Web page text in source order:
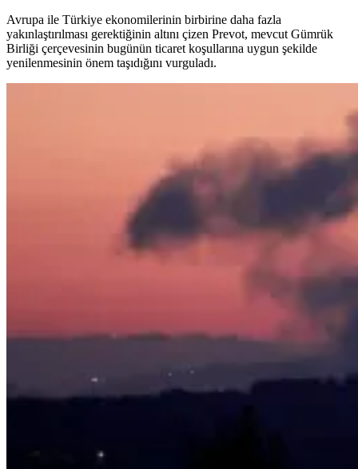
Avrupa ile Türkiye ekonomilerinin birbirine daha fazla
yakınlaştırılması gerektiğinin altını çizen Prevot, mevcut Gümrük
Birliği çerçevesinin bugünün ticaret koşullarına uygun şekilde
yenilenmesinin önem taşıdığını vurguladı.